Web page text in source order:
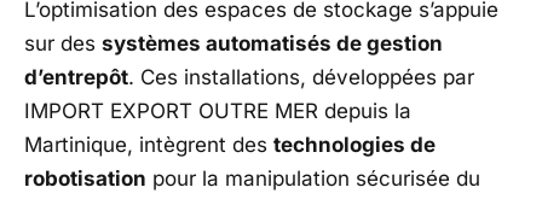
L’optimisation des espaces de stockage s’appuie
sur des systèmes automatisés de gestion
d’entrepôt. Ces installations, développées par
IMPORT EXPORT OUTRE MER depuis la
Martinique, intègrent des technologies de
robotisation pour la manipulation sécurisée du